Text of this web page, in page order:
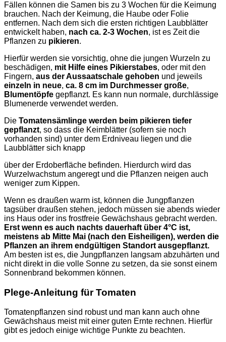
Fällen können die Samen bis zu 3 Wochen für die Keimung
brauchen. Nach der Keimung, die Haube oder Folie
entfernen. Nach dem sich die ersten richtigen Laubblätter
entwickelt haben, nach ca. 2-3 Wochen, ist es Zeit die
Pflanzen zu pikieren.
Hierfür werden sie vorsichtig, ohne die jungen Wurzeln zu
beschädigen, mit Hilfe eines Pikierstabes, oder mit den
Fingern, aus der Aussaatschale gehoben und jeweils
einzeln in neue, ca. 8 cm im Durchmesser große,
Blumentöpfe gepflanzt. Es kann nun normale, durchlässige
Blumenerde verwendet werden.
Die Tomatensämlinge werden beim pikieren tiefer
gepflanzt, so dass die Keimblätter (sofern sie noch
vorhanden sind) unter dem Erdniveau liegen und die
Laubblätter sich knapp
über der Erdoberfläche befinden. Hierdurch wird das
Wurzelwachstum angeregt und die Pflanzen neigen auch
weniger zum Kippen.
Wenn es draußen warm ist, können die Jungpflanzen
tagsüber draußen stehen, jedoch müssen sie abends wieder
ins Haus oder ins frostfreie Gewächshaus gebracht werden.
Erst wenn es auch nachts dauerhaft über 4°C ist,
meistens ab Mitte Mai (nach den Eisheiligen), werden die
Pflanzen an ihrem endgültigen Standort ausgepflanzt.
Am besten ist es, die Jungpflanzen langsam abzuhärten und
nicht direkt in die volle Sonne zu setzen, da sie sonst einem
Sonnenbrand bekommen können.
Plege-Anleitung für Tomaten
Tomatenpflanzen sind robust und man kann auch ohne
Gewächshaus meist mit einer guten Ernte rechnen. Hierfür
gibt es jedoch einige wichtige Punkte zu beachten.